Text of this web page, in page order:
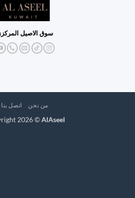
سوق الاصيل المركزي
من نحن اتصل بنا
Copyright 2026 ©AlAseel